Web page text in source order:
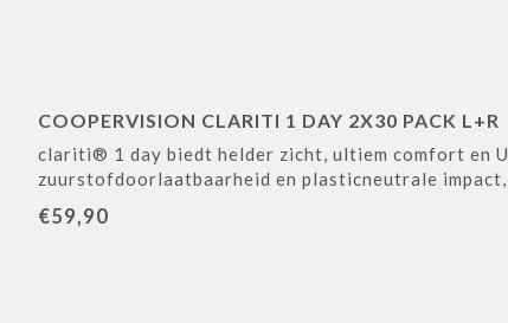
COOPERVISION CLARITI 1 DAY 2X30 PACK L+R
clariti® 1 day biedt helder zicht, ultiem comfort en
zuurstofdoorlaatbaarheid en plasticneutrale impact,
€59,90